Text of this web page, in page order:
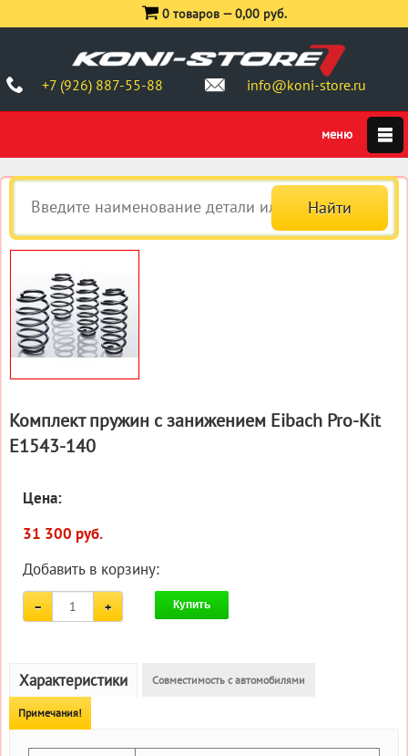
+7 (926) 887-55-88 info@koni-store.ru
0 товаров —0,00 руб.
Комплект пружин с занижением Eibach Pro-Kit
E1543-140
Цена:
31 300 руб.
Добавить в корзину:
Купить
Характеристики Совместимость с автомобилями
Примечания!